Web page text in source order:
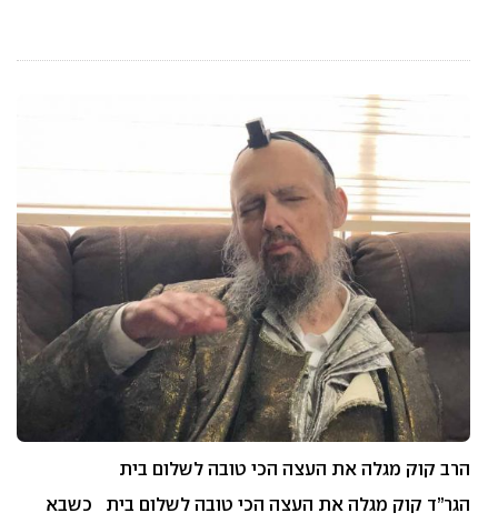
הרב קוק מגלה את העצה הכי טובה לשלום בית
הגר”ד קוק מגלה את העצה הכי טובה לשלום בית כשבא